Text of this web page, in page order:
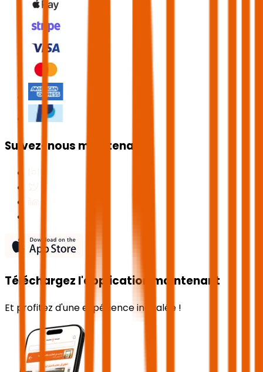
Suivez-nous maintenant
Téléchargez l'application maintenant
Et profitez d'une expérience inégalée !